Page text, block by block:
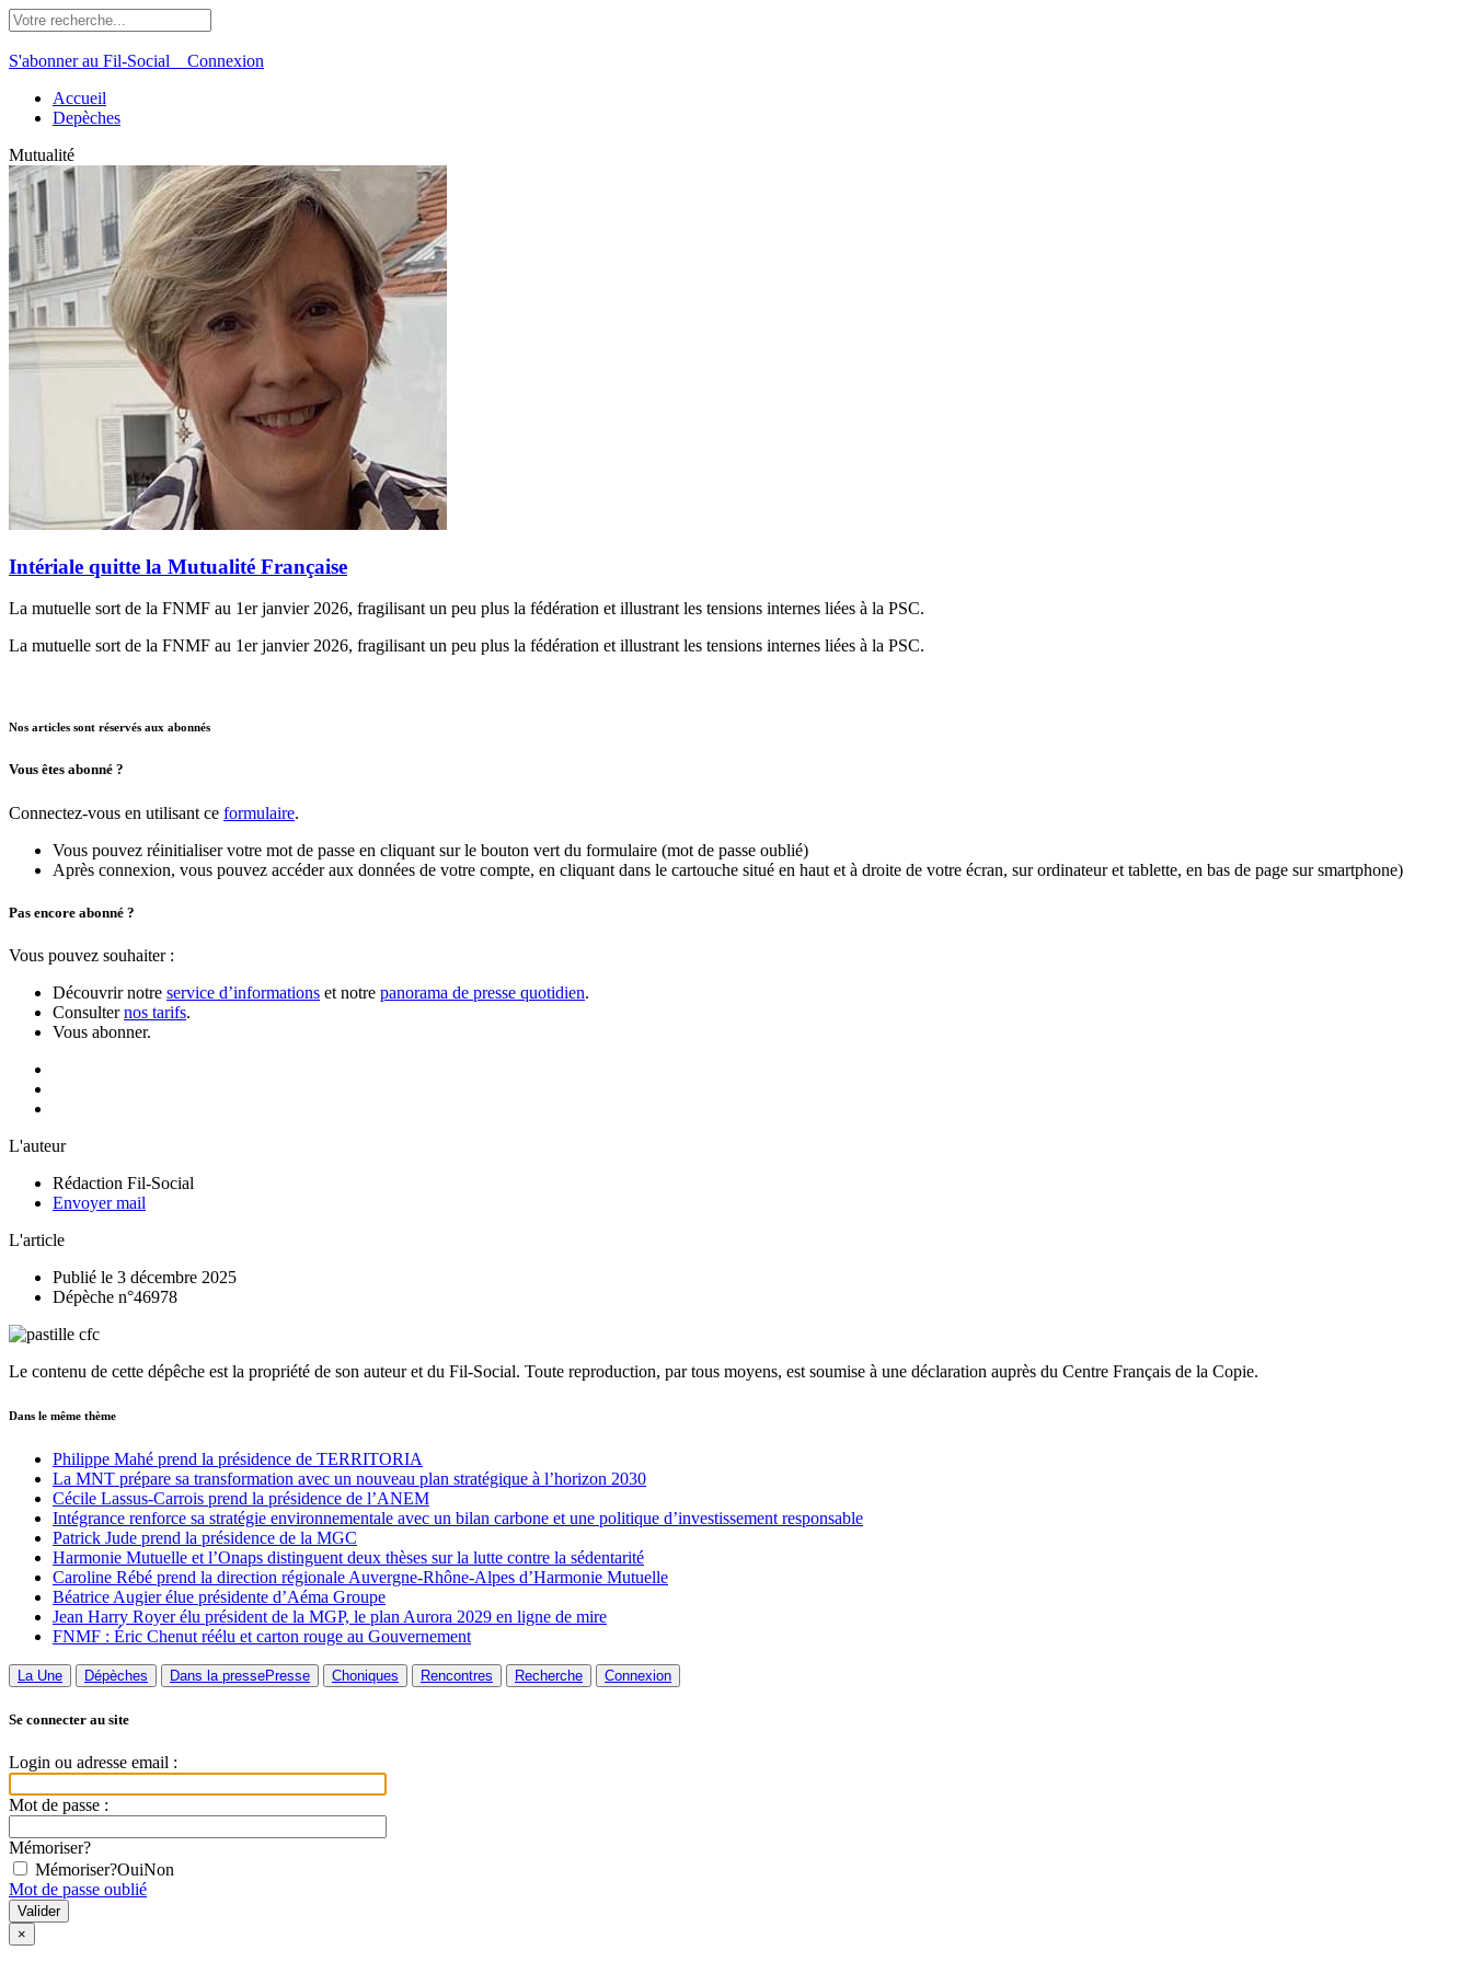
S'abonner au Fil-Social Connexion
Accueil
Depèches
Mutualité
Intériale quitte la Mutualité Française
La mutuelle sort de la FNMF au 1er janvier 2026, fragilisant un peu plus la fédération et illustrant les tensions internes liées à la PSC.
La mutuelle sort de la FNMF au 1er janvier 2026, fragilisant un peu plus la fédération et illustrant les tensions internes liées à la PSC.
Nos articles sont réservés aux abonnés
Vous êtes abonné ?
Connectez-vous en utilisant ce formulaire.
Vous pouvez réinitialiser votre mot de passe en cliquant sur le bouton vert du formulaire (mot de passe oublié)
Après connexion, vous pouvez accéder aux données de votre compte, en cliquant dans le cartouche situé en haut et à droite de votre écran, sur ordinateur et tablette, en bas de page sur smartphone)
Pas encore abonné ?
Vous pouvez souhaiter :
Découvrir notre service d’informations et notre panorama de presse quotidien.
Consulternos tarifs.
Vous abonner.
L'auteur
Rédaction Fil-Social
Envoyer mail
L'article
Publié le 3 décembre 2025
Dépèche n°46978
Le contenu de cette dépêche est la propriété de son auteur et du Fil-Social. Toute reproduction, par tous moyens, est soumise à une déclaration auprès du Centre Français de la Copie.
Dans le même thème
Philippe Mahé prend la présidence de TERRITORIA
La MNT prépare sa transformation avec un nouveau plan stratégique à l’horizon 2030
Cécile Lassus-Carrois prend la présidence de l’ANEM
Intégrance renforce sa stratégie environnementale avec un bilan carbone et une politique d’investissement responsable
Patrick Jude prend la présidence de la MGC
Harmonie Mutuelle et l’Onaps distinguent deux thèses sur la lutte contre la sédentarité
Caroline Rébé prend la direction régionale Auvergne-Rhône-Alpes d’Harmonie Mutuelle
Béatrice Augier élue présidente d’Aéma Groupe
Jean Harry Royer élu président de la MGP, le plan Aurora 2029 en ligne de mire
FNMF : Éric Chenut réélu et carton rouge au Gouvernement
La Une Dépèches Dans la pressePresse Choniques Rencontres Recherche Connexion
Se connecter au site
Login ou adresse email :
Mot de passe :
Mémoriser?
Mémoriser?OuiNon
Mot de passe oublié
×